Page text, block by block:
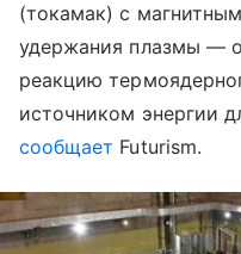
(токамак) с
удержания плазмы —
реакцию
источником энергии
сообщает Futurism.